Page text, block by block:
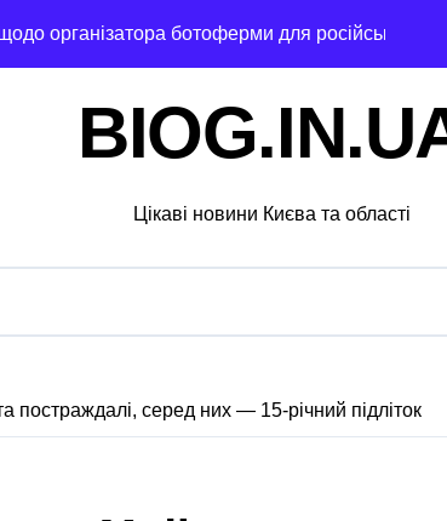
організатора ботоферми для російського
жертв російської агресії
на станції «Квітнева» у Києві
в Києві: місто разом з Агентством
наводив ракети та дрони на Київ
Цікаві новини Києва та області
постраждалі, серед них — 15-річний підліток